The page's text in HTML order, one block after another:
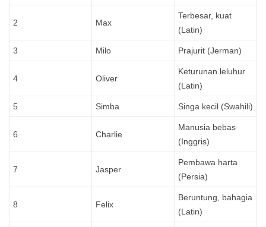
2 Max
Terbesar, kuat
(Latin)
3 Milo Prajurit (Jerman)
4 Oliver
Keturunan leluhur
(Latin)
5 Simba Singa kecil (Swahili)
6 Charlie
Manusia bebas
(Inggris)
7 Jasper
Pembawa harta
(Persia)
8 Felix
Beruntung, bahagia
(Latin)